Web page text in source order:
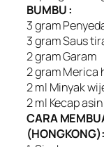
BUMBU :
3 gram
3 gram Saus
2 gram Garam
2 gram Merica
2 ml Minyak
2 ml Kecap asin
CARA
(HONGKONG):